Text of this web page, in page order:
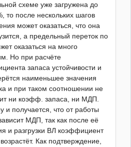
схеме уже загружена до
то после нескольких шагов
может оказаться, что она
а предельный переток по
оказаться на много
Но при расчёте
запаса устойчивости и
наименьшее значения
и при таком соотношении не
ни коэфф. запаса, ни МДП.
и получается, что от работы
МДП, так как после её
и разгрузки ВЛ коэффициент
Как подтверждение,